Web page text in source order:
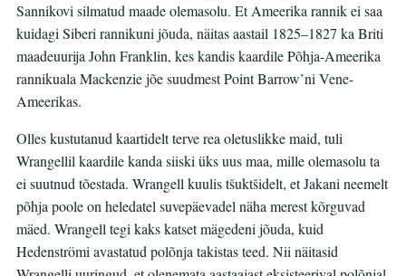
Sannikovi silmatud maade olemasolu. Et Ameerika rannik ei saa
kuidagi Siberi rannikuni jõuda, näitas aastail 1825–1827 ka Briti
maadeuurija John Franklin, kes kandis kaardile Põhja-Ameerika
rannikuala Mackenzie jõe suudmest Point Barrow’ni Vene-
Ameerikas.
Olles kustutanud kaartidelt terve rea oletuslikke maid, tuli
Wrangellil kaardile kanda siiski üks uus maa, mille olemasolu ta
ei suutnud tõestada. Wrangell kuulis tšuktšidelt, et Jakani neemelt
põhja poole on heledatel suvepäevadel näha merest kõrguvad
mäed. Wrangell tegi kaks katset mägedeni jõuda, kuid
Hedenströmi avastatud polõnja takistas teed. Nii näitasid